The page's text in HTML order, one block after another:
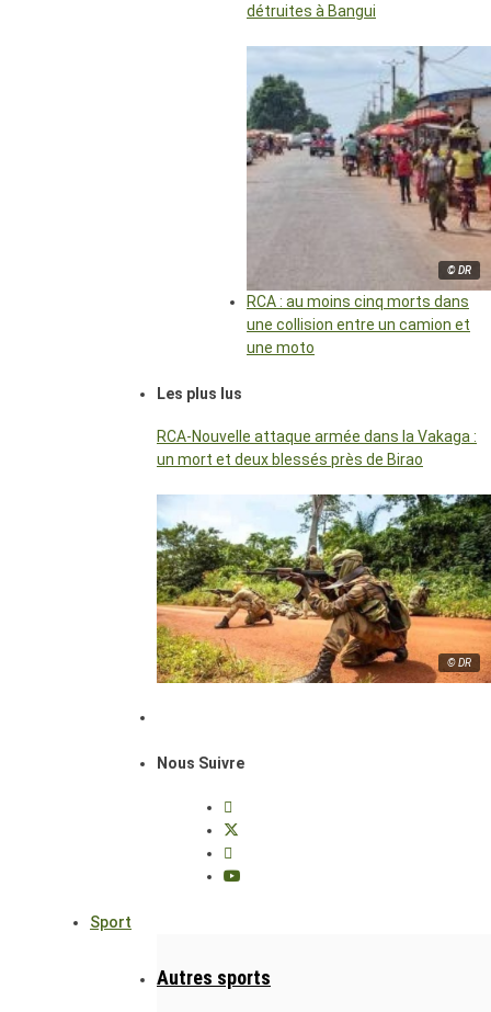
détruites à Bangui
© DR
RCA : au moins cinq morts dans
une collision entre un camion et
une moto
Les plus lus
RCA-Nouvelle attaque armée dans la Vakaga :
un mort et deux blessés près de Birao
© DR
Nous Suivre
Sport
Autres sports